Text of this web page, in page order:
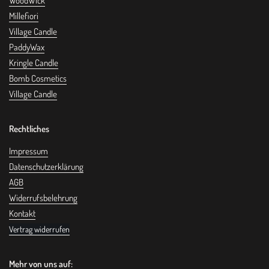
Bart-Balsam 100 ml
Bartshampoo 200 ml
Bartöl 30ml
Glycerin, Parfum (Fragrance), Polyquaternium-37, Caprylyl
Glycol, Ethylhexylglycerin, Phenoxyethanol, Benzyl Alcohol,
Sodium Citrate, Citric Acid, Limonene, Linalool, Eugenol.
Millefiori
Village Candle
PaddyWax
Kringle Candle
Bomb Cosmetics
Village Candle
Rechtliches
Impressum
Datenschutzerklärung
AGB
Widerrufsbelehrung
Kontakt
Vertrag widerrufen
Mehr von uns auf: